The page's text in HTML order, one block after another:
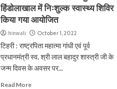
हिंडोलाखाल में निःशुल्क स्वास्थ्य शिविर
किया गया आयोजित
hinwali October 1, 2022
टिहरी : राष्ट्रपिता महात्मा गांधी एवं पूर्व
प्रधानमंत्री स्व. श्री लाल बहादुर शास्त्री जी के
जन्म दिवस के अवसर पर...
Read More